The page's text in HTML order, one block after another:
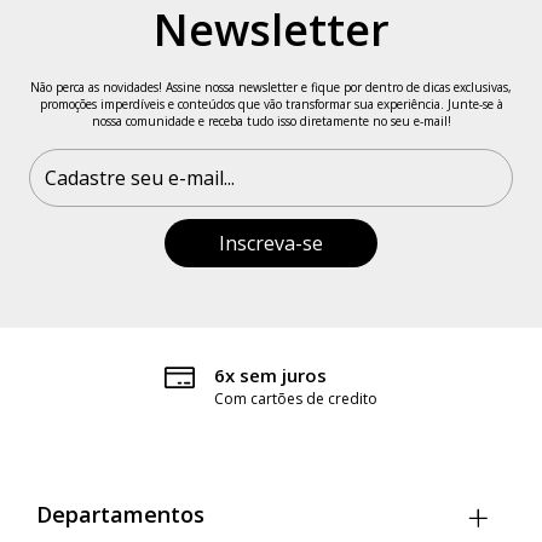
Preencha suas medidas e descubra qual é o tamanho ideal
para você, com base nos dados informados.
Informações da Modelo
Veste tamanho P
Altura: 1,66 m
Busto: 86 cm
Newsletter
Não perca as novidades! Assine nossa newsletter e fique por dentro de dicas exclusivas,
promoções imperdíveis e conteúdos que vão transformar sua experiência. Junte-se à
nossa comunidade e receba tudo isso diretamente no seu e-mail!
6x sem juros
Com cartões de credito
Departamentos